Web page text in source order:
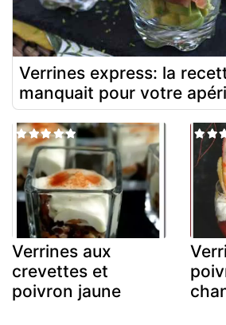
Verrines express: la
manquait pour votre
Verrines aux
crevettes et
poivron jaune